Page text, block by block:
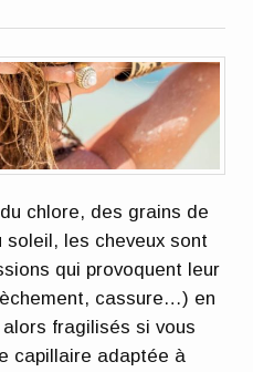
chlore, des grains de
soleil, les cheveux sont
qui provoquent leur
cassure…) en
fragilisés si vous
capillaire adaptée à